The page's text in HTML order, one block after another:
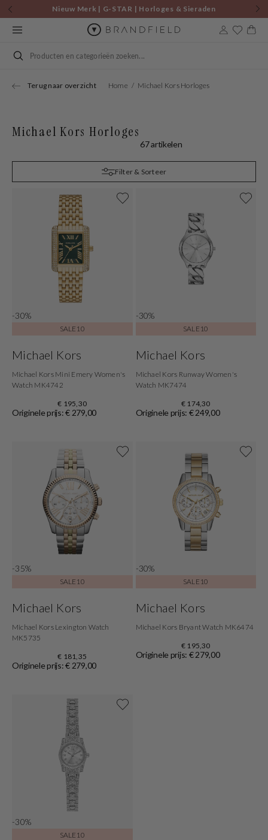
Skip to
content
Nieuw Merk | G-STAR | Horloges & Sieraden
Cart
Search
Terug naar overzicht Home Michael Kors Horloges
Michael Kors Horloges
67 artikelen
Filter & Sorteer
-30%
SALE10
Michael Kors
Michael Kors Mini Emery Women's
Watch MK4742
€ 195,30
Originele prijs: € 279,00
-30%
SALE10
Michael Kors
Michael Kors Runway Women's
Watch MK7474
€ 174,30
Originele prijs: € 249,00
-35%
SALE10
Michael Kors
Michael Kors Lexington Watch
MK5735
€ 181,35
Originele prijs: € 279,00
-30%
SALE10
Michael Kors
Michael Kors Bryant Watch MK6474
€ 195,30
Originele prijs: € 279,00
-30%
SALE10